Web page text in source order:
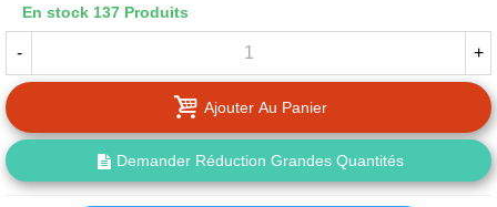
En stock 137 Produits
- +
Ajouter Au Panier
Demander Réduction Grandes Quantités